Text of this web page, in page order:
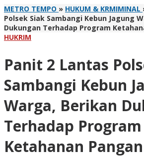
METRO TEMPO » HUKUM & KRMIMINAL
Polsek Siak Sambangi Kebun Jagung
Dukungan Terhadap Program
HUKRIM
Panit 2 Lantas
Sambangi Kebun
Warga, Berikan
Terhadap Program
Ketahanan